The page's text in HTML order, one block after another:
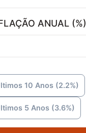
ANUAL (%)
10 Anos (2.2%)
5 Anos (3.6%)